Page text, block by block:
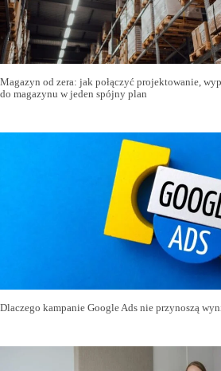
Magazyn od zera: jak połączyć projektowanie,
do magazynu w jeden spójny plan
Dlaczego kampanie Google Ads nie przynoszą